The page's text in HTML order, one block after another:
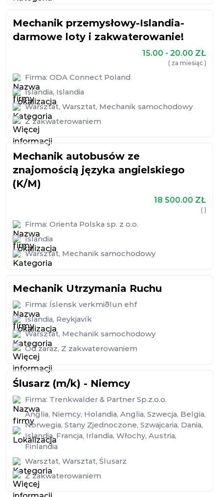
Mechanik przemysłowy-Islandia-
darmowe loty i zakwaterowanie!
15.00 - 20.00 ZŁ
( za miesiąc )
Firma: ODA Connect Poland
Islandia, Islandia
Warsztat, Warsztat, Mechanik samochodowy
Z zakwaterowaniem
Mechanik autobusów ze
znajomością języka angielskiego
(K/M)
18 500.00 ZŁ
( )
Firma: Orienta Polska sp. z o.o.
Islandia
Warsztat, Mechanik samochodowy
Mechanik Utrzymania Ruchu
Firma: Íslensk verkmiðlun ehf
Islandia, Reykjavík
Warsztat, Mechanik samochodowy
Od zaraz, Z zakwaterowaniem
Ślusarz (m/k) - Niemcy
Firma: Trenkwalder & Partner Sp.z.o.o.
Anglia, Niemcy, Holandia, Anglia, Szwecja, Belgia,
Norwegia, Stany Zjednoczone, Szwajcaria, Dania,
Islandia, Francja, Irlandia, Włochy, Austria,
Finlandia
Warsztat, Warsztat, Ślusarz
Z zakwaterowaniem